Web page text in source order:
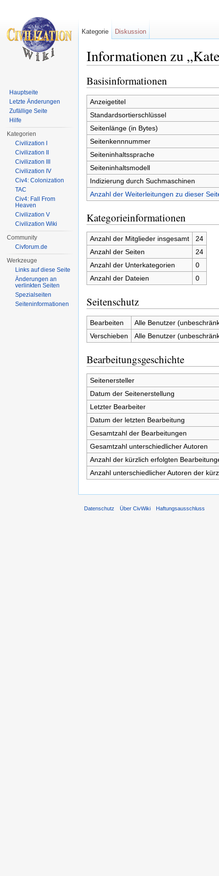
Informationen zu
Basisinformationen
Anzeigetitel
Standardsortierschlüssel
Seitenlänge (in Bytes)
Seitenkennnummer
Seiteninhaltssprache
Seiteninhaltsmodell
Indizierung durch Suchmaschinen
Anzahl der Weiterleitungen zu dieser
Kategorieinformationen
Anzahl der Mitglieder insgesamt
24
Anzahl der Seiten
24
Anzahl der Unterkategorien
0
Anzahl der Dateien
0
Seitenschutz
Bearbeiten
Alle Benutzer
Verschieben
Alle Benutzer
Bearbeitungsgeschichte
Seitenersteller
Datum der Seitenerstellung
Letzter Bearbeiter
Datum der letzten Bearbeitung
Gesamtzahl der Bearbeitungen
Gesamtzahl unterschiedlicher Autoren
Anzahl der kürzlich erfolgten
Anzahl unterschiedlicher Autoren der
Kategorie Diskussion
Hauptseite
Letzte Änderungen
Zufällige Seite
Hilfe
Kategorien
Civilization I
Civilization II
Civilization III
Civilization IV
Civ4: Colonization
TAC
Civ4: Fall From
Heaven
Civilization V
Civilization Wiki
Community
Civforum.de
Werkzeuge
Links auf diese Seite
Änderungen an
verlinkten Seiten
Spezialseiten
Seiten­informationen
Datenschutz Über CivWiki Haftungsausschluss